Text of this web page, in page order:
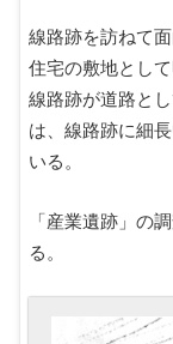
線路跡を訪ねて
住宅の敷地とし
線路跡が道路と
は、線路跡に細
いる。
「産業遺跡」の
る。